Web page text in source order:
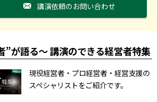
講演依頼のお問い合わせ
”が語る～ 講演のできる経営者特集
現役経営者・プロ経営者・経営支援の
スペシャリストをご紹介です。